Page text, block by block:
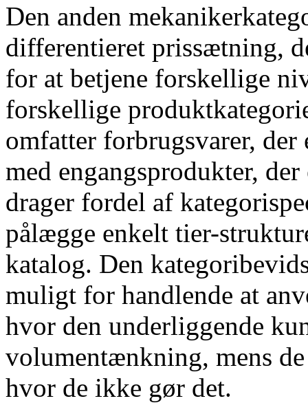
Den anden
differentieret prissætning,
for at betjene forskellige
forskellige
omfatter forbrugsvarer,
med engangsprodukter,
drager fordel af
pålægge enkelt tier-
katalog. Den
muligt for handlende at
hvor den underliggende
volumentænkning, mens
hvor de ikke gør det.